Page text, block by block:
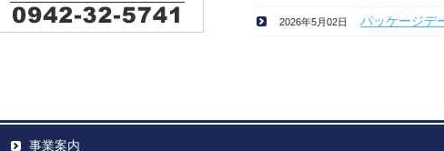
2026年5月02日 パッケージデ
事業案内